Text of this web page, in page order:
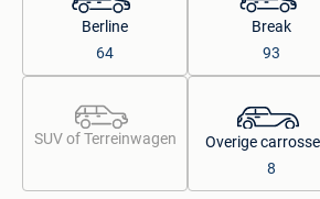
Berline
64
Break
93
SUV of Terreinwagen
Overige
8